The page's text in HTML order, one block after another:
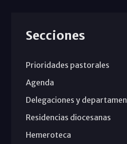
Secciones
Prioridades pastorales
Agenda
Delegaciones y
Residencias diocesanas
Hemeroteca